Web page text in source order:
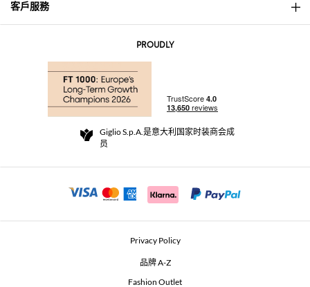
About
Community Store
Beauty Seekers VIP Club
客戶服務
退货与退款
For a safe shopping experience
Security Communication
PROUDLY
Giglio S.p.A.是意大利国家时装商会成
员
Privacy Policy
品牌 A-Z
Fashion Outlet